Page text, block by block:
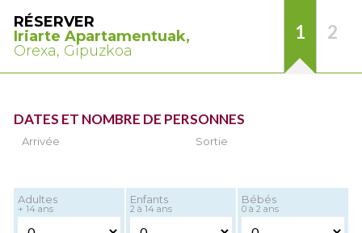
RÉSERVER
Iriarte Apartamentuak,
Orexa, Gipuzkoa
1 2
DATES ET NOMBRE DE PERSONNES
Arrivée Sortie
Adultes
+ 14 ans
Enfants
2 à 14 ans
Bébés
0 à 2 ans